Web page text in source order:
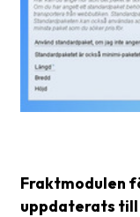
Paketering
Fraktmodulen
uppdaterats till